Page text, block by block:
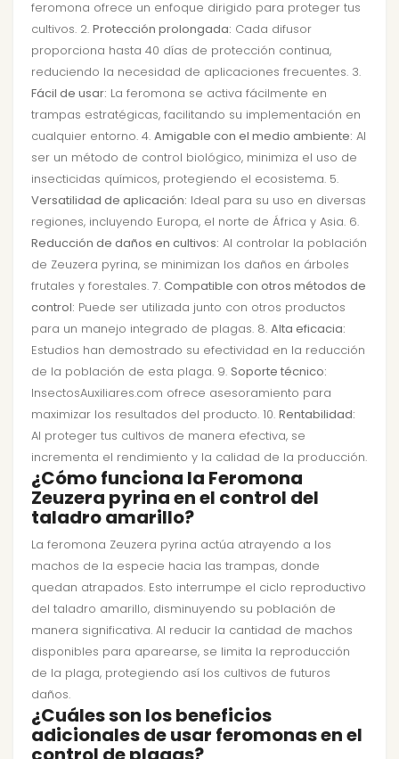
feromona ofrece un enfoque dirigido para proteger tus
cultivos. 2. Protección prolongada: Cada difusor
proporciona hasta 40 días de protección continua,
reduciendo la necesidad de aplicaciones frecuentes. 3.
Fácil de usar: La feromona se activa fácilmente en
trampas estratégicas, facilitando su implementación en
cualquier entorno. 4. Amigable con el medio ambiente: Al
ser un método de control biológico, minimiza el uso de
insecticidas químicos, protegiendo el ecosistema. 5.
Versatilidad de aplicación: Ideal para su uso en diversas
regiones, incluyendo Europa, el norte de África y Asia. 6.
Reducción de daños en cultivos: Al controlar la población
de Zeuzera pyrina, se minimizan los daños en árboles
frutales y forestales. 7. Compatible con otros métodos de
control: Puede ser utilizada junto con otros productos
para un manejo integrado de plagas. 8. Alta eficacia:
Estudios han demostrado su efectividad en la reducción
de la población de esta plaga. 9. Soporte técnico:
InsectosAuxiliares.com ofrece asesoramiento para
maximizar los resultados del producto. 10. Rentabilidad:
Al proteger tus cultivos de manera efectiva, se
incrementa el rendimiento y la calidad de la producción.
¿Cómo funciona la Feromona
Zeuzera pyrina en el control del
taladro amarillo?
La feromona Zeuzera pyrina actúa atrayendo a los
machos de la especie hacia las trampas, donde
quedan atrapados. Esto interrumpe el ciclo reproductivo
del taladro amarillo, disminuyendo su población de
manera significativa. Al reducir la cantidad de machos
disponibles para aparearse, se limita la reproducción
de la plaga, protegiendo así los cultivos de futuros
daños.
¿Cuáles son los beneficios
adicionales de usar feromonas en el